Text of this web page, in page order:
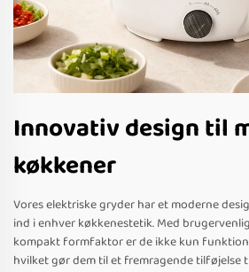
Innovativ design til
køkkener
Vores elektriske gryder har et moderne
ind i enhver køkkenestetik. Med
kompakt formfaktor er de ikke kun
hvilket gør dem til et fremragende tilføjelse